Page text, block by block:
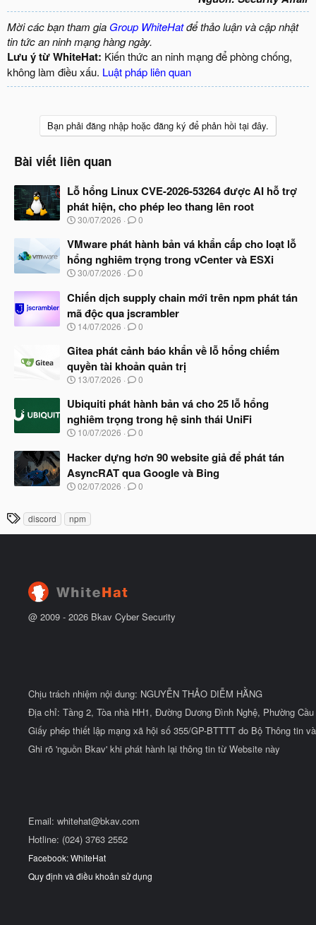
Mời các bạn tham gia Group WhiteHatđể thảo luận và cập nhật
tin tức an ninh mạng hàng ngày.
Lưu ý từ WhiteHat: Kiến thức an ninh mạng để phòng chống,
không làm điều xấu. Luật pháp liên quan
Bạn phải đăng nhập hoặc đăng ký để phản hồi tại đây.
Bài viết liên quan
Lỗ hổng Linux CVE-2026-53264 được AI hỗ trợ
phát hiện, cho phép leo thang lên root
N
à
y
b
ắ
đ
ầ
u
30/07/2026 0
VMware phát hành bản vá khẩn cấp cho loạt lỗ
hổng nghiêm trọng trong vCenter và ESXi
N
à
y
b
ắ
đ
ầ
u
30/07/2026 0
Chiến dịch supply chain mới trên npm phát tán
mã độc qua jscrambler
N
à
b
ắ
đ
ầ
u
14/07/2026 0
Gitea phát cảnh báo khẩn về lỗ hổng chiếm
quyền tài khoản quản trị
N
à
b
ắ
đ
ầ
u
13/07/2026 0
Ubiquiti phát hành bản vá cho 25 lỗ hổng
nghiêm trọng trong hệ sinh thái UniFi
N
à
y
b
ắ
đ
ầ
u
10/07/2026 0
Hacker dựng hơn 90 website giả để phát tán
AsyncRAT qua Google và Bing
N
y
u
02/07/2026 0
T
h
discord npm
@ 2009 - 2026 Bkav Cyber Security
Chịu trách nhiệm nội dung: NGUYỄN THẢO DIỄM HẰNG
Địa chỉ: Tầng 2, Tòa nhà HH1, Đường Dương Đình Nghệ, Phường
Giấy phép thiết lập mạng xã hội số 355/GP-BTTTT do Bộ Thông tin
Ghi rõ 'nguồn Bkav' khi phát hành lại thông tin từ Website này
Email: whitehat@bkav.com
Hotline: (024) 3763 2552
Facebook: WhiteHat
Quy định và điều khoản sử dụng